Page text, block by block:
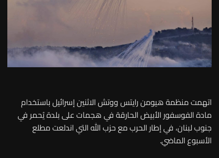
اتهمت منظمة هيومن رايتس ووتش الاثنين إسرائيل باستخدام
مادة الفوسفور الأبيض الحارقة في هجمات على بلدة يُحمر في
جنوب لبنان، في إطار الحرب مع حزب الله التي اندلعت مطلع
الأسبوع الماضي.